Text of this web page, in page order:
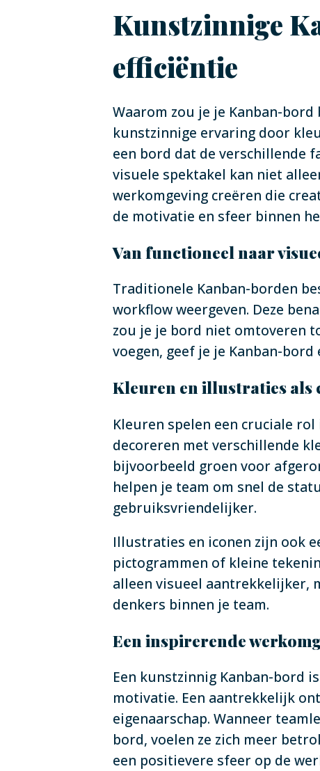
Kunstzinnige
efficiëntie
Waarom zou je je Kanban-
kunstzinnige ervaring door
een bord dat de verschillende
visuele spektakel kan niet
werkomgeving creëren die
de motivatie en sfeer binnen
Van functioneel naar
Traditionele Kanban-borden
workflow weergeven. Deze
zou je je bord niet omtoveren
voegen, geef je je Kanban-
Kleuren en illustraties
Kleuren spelen een cruciale
decoreren met verschillende
bijvoorbeeld groen voor
helpen je team om snel de
gebruiksvriendelijker.
Illustraties en iconen zijn ook
pictogrammen of kleine
alleen visueel aantrekkelijker,
denkers binnen je team.
Een inspirerende
Een kunstzinnig Kanban-bord
motivatie. Een aantrekkelijk
eigenaarschap. Wanneer
bord, voelen ze zich meer
een positievere sfeer op de